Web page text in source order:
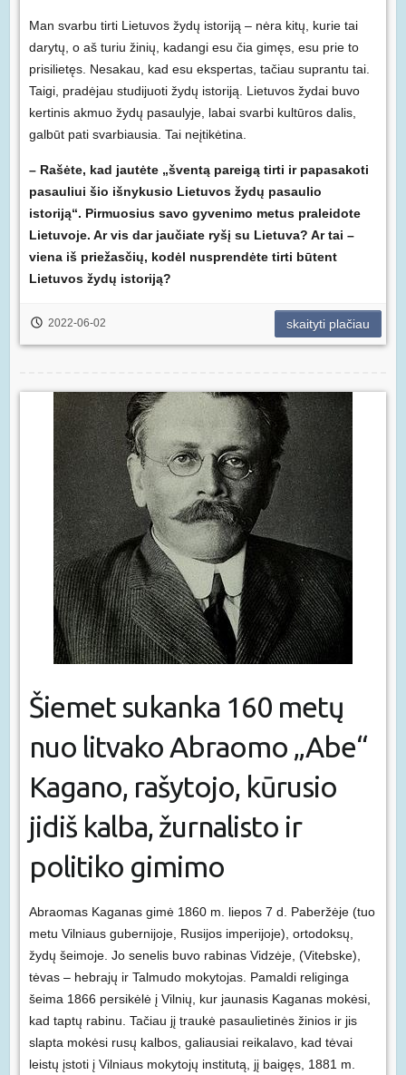
Man svarbu tirti Lietuvos žydų istoriją – nėra kitų, kurie tai
darytų, o aš turiu žinių, kadangi esu čia gimęs, esu prie to
prisilietęs. Nesakau, kad esu ekspertas, tačiau suprantu tai.
Taigi, pradėjau studijuoti žydų istoriją. Lietuvos žydai buvo
kertinis akmuo žydų pasaulyje, labai svarbi kultūros dalis,
galbūt pati svarbiausia. Tai neįtikėtina.
– Rašėte, kad jautėte „šventą pareigą tirti ir papasakoti
pasauliui šio išnykusio Lietuvos žydų pasaulio
istoriją“. Pirmuosius savo gyvenimo metus praleidote
Lietuvoje. Ar vis dar jaučiate ryšį su Lietuva? Ar tai –
viena iš priežasčių, kodėl nusprendėte tirti būtent
Lietuvos žydų istoriją?
2022-06-02 skaityti plačiau
Šiemet sukanka 160 metų
nuo litvako Abraomo „Abe“
Kagano, rašytojo, kūrusio
jidiš kalba, žurnalisto ir
politiko gimimo
Abraomas Kaganas gimė 1860 m. liepos 7 d. Paberžėje (tuo
metu Vilniaus gubernijoje, Rusijos imperijoje), ortodoksų,
žydų šeimoje. Jo senelis buvo rabinas Vidzėje, (Vitebske),
tėvas – hebrajų ir Talmudo mokytojas. Pamaldi religinga
šeima 1866 persikėlė į Vilnių, kur jaunasis Kaganas mokėsi,
kad taptų rabinu. Tačiau jį traukė pasaulietinės žinios ir jis
slapta mokėsi rusų kalbos, galiausiai reikalavo, kad tėvai
leistų įstoti į Vilniaus mokytojų institutą, jį baigęs, 1881 m.